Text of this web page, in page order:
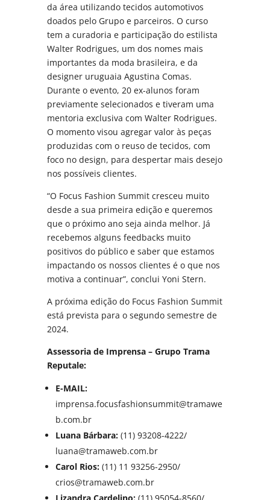
da área utilizando tecidos automotivos
doados pelo Grupo e parceiros. O curso
tem a curadoria e participação do estilista
Walter Rodrigues, um dos nomes mais
importantes da moda brasileira, e da
designer uruguaia Agustina Comas.
Durante o evento, 20 ex-alunos foram
previamente selecionados e tiveram uma
mentoria exclusiva com Walter Rodrigues.
O momento visou agregar valor às peças
produzidas com o reuso de tecidos, com
foco no design, para despertar mais desejo
nos possíveis clientes.
“O Focus Fashion Summit cresceu muito
desde a sua primeira edição e queremos
que o próximo ano seja ainda melhor. Já
recebemos alguns feedbacks muito
positivos do público e saber que estamos
impactando os nossos clientes é o que nos
motiva a continuar”, conclui Yoni Stern.
A próxima edição do Focus Fashion Summit
está prevista para o segundo semestre de
2024.
Assessoria de Imprensa – Grupo Trama
Reputale:
E-MAIL:
imprensa.focusfashionsummit@tramawe
b.com.br
Luana Bárbara: (11) 93208-4222/
luana@tramaweb.com.br
Carol Rios: (11) 11 93256-2950/
crios@tramaweb.com.br
Lizandra Cardelino: (11) 95054-8560/